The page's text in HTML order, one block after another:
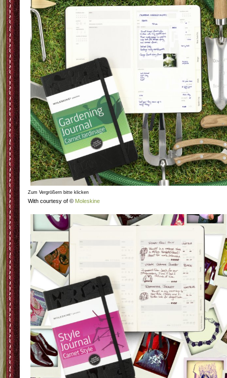
Zum Vergrößern bitte klicken
With courtesy of © Moleskine